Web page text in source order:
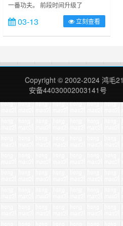
ExplorerPatcher
一番功夫。 前段时间升级了
Windows11系统，感觉和win10差
不多；无非把很多设置界面改成新版
模式了；另外一个是最大变化是右键
不了！！！这真是太难受了，每次鼠
标都要多点击几次；搜索了一圈儿本
以为命令行或者修改注册表就能够恢
复。 谁知道好像没这么简单；
03-13 立刻查看
Copyright © 2002-2024 鸿毛21
安备44030002003141号